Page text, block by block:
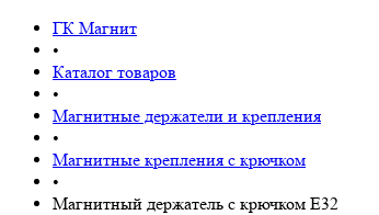
ГК Магнит
•
Каталог товаров
•
Магнитные держатели и крепления
•
Магнитные крепления с крючком
•
Магнитный держатель с крючком E32